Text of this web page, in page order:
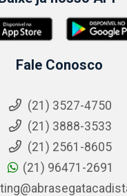
Fale Conosco
(21) 3527-4750
(21) 3888-3533
(21) 2561-8605
(21) 96471-2691